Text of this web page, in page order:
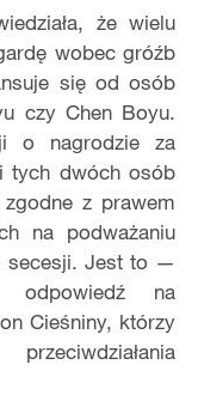
że wielu
wobec gróźb
się od osób
czy Chen Boyu.
o nagrodzie za
tych dwóch osób
z prawem
na podważaniu
secesji. Jest to —
odpowiedź na
Cieśniny, którzy